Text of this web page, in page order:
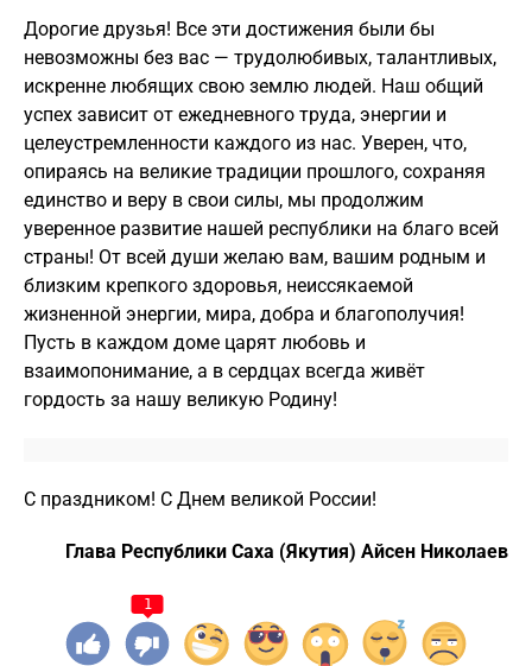
Дорогие друзья! Все эти достижения были бы
невозможны без вас — трудолюбивых, талантливых,
искренне любящих свою землю людей. Наш общий
успех зависит от ежедневного труда, энергии и
целеустремленности каждого из нас. Уверен, что,
опираясь на великие традиции прошлого, сохраняя
единство и веру в свои силы, мы продолжим
уверенное развитие нашей республики на благо всей
страны! От всей души желаю вам, вашим родным и
близким крепкого здоровья, неиссякаемой
жизненной энергии, мира, добра и благополучия!
Пусть в каждом доме царят любовь и
взаимопонимание, а в сердцах всегда живёт
гордость за нашу великую Родину!
С праздником! С Днем великой России!
Глава Республики Саха (Якутия) Айсен Николаев
1